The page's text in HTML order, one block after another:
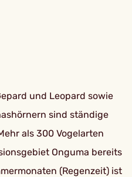
und Leopard sowie
sind ständige
als 300 Vogelarten
Onguma bereits
(Regenzeit) ist